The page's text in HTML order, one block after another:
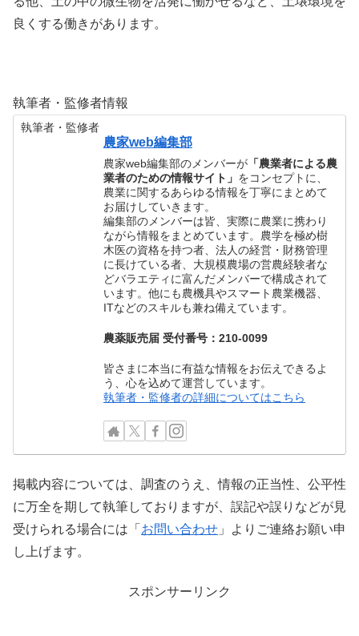
良くする働きがあります。
執筆者・監修者情報
執筆者・監修者
農家web編集部
農家web編集部のメンバーが 「農業者による農
業者のための情報サイト」 をコンセプトに、
農業に関するあらゆる情報を丁寧にまとめて
お届けしていきます。
編集部のメンバーは皆、実際に農業に携わり
ながら情報をまとめています。農学を極め樹
木医の資格を持つ者、法人の経営・財務管理
に長けている者、大規模農場の営農経験者な
どバラエティに富んだメンバーで構成されて
います。他にも農機具やスマート農業機器、
ITなどのスキルも兼ね備えています。
農薬販売届 受付番号：210-0099
皆さまに本当に有益な情報をお伝えできるよ
う、心を込めて運営しています。
執筆者・監修者の詳細についてはこちら
掲載内容については、調査のうえ、情報の正当性、公平性
に万全を期して執筆しておりますが、誤記や誤りなどが見
受けられる場合には「 お問い合わせ 」よりご連絡お願い申
し上げます。
スポンサーリンク